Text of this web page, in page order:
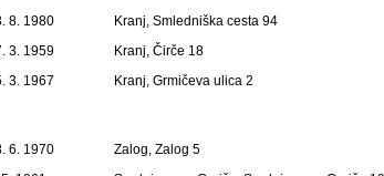
8. 1980
Kranj, Smledniška cesta 94
3. 1959
Kranj, Čirče 18
3. 1967 Kranj, Grmičeva ulica 2
6. 1970
Zalog, Zalog 5